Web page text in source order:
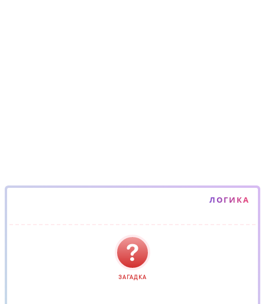
ЛОГИКА
ЗАГАДКА